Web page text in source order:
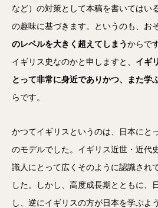
など）の対策として本稿を書いてはい
の趣味に基づきます。というのも、お
のレベルを大きく超えてしまう からで
イギリス史なのかと申しますと、 イギ
とって非常に身近でありかつ、また学
らです。
かつてイギリスというのは、日本にと
のモデルでした。イギリス近世・近代
識人にとって広くそのように認識され
した。しかし、高度成長期とともに、
し、逆にイギリスの方が日本を学ぶよ